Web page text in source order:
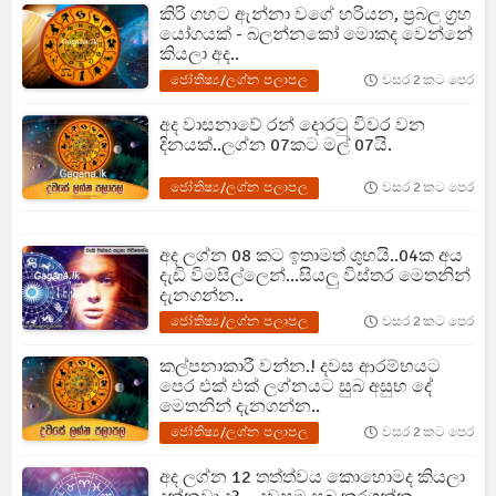
කිරි ගහට ඇන්නා වගේ හරියන, ප්‍රබල ග්‍රහ
යෝගයක් - බලන්නකෝ මොකද වෙන්නේ
කියලා අද..
ජෝතිෂ්‍ය/ලග්න පලාපල වසර 2 කට පෙර
අද වාසනාවේ රන් දොරටු විවර වන
දිනයක්..ලග්න 07කට මල් 07යි.
ජෝතිෂ්‍ය/ලග්න පලාපල වසර 2 කට පෙර
අද ලග්න 08 කට ඉතාමත් ශුභයි..04ක අය
දැඩි විමසිල්ලෙන්...සියලු විස්තර මෙතනින්
දැනගන්න..
ජෝතිෂ්‍ය/ලග්න පලාපල වසර 2 කට පෙර
කල්පනාකාරී වන්න.! දවස ආරම්භයට
පෙර එක් එක් ලග්නයට සුබ අසුභ දේ
මෙතනින් දැනගන්න..
ජෝතිෂ්‍ය/ලග්න පලාපල වසර 2 කට පෙර
අද ලග්න 12 තත්ත්වය කොහොමද කියලා